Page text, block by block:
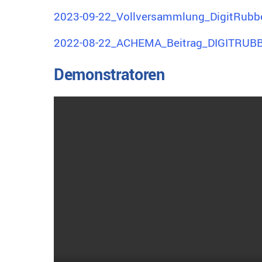
2023-09-
2022-08-
Demonstratoren